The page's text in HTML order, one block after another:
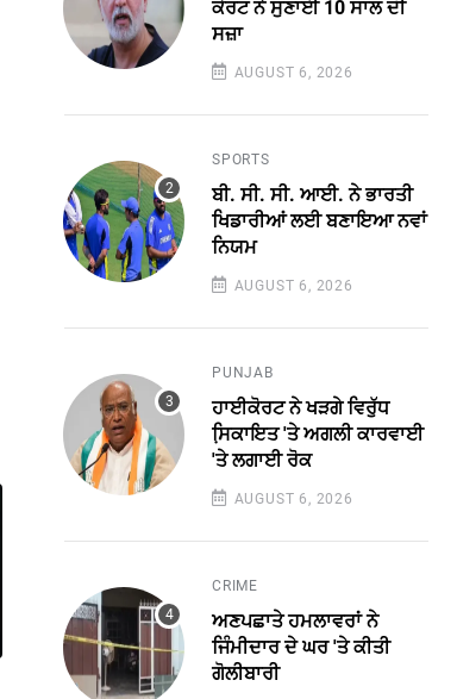
ਕੋਰਟ ਨੇ ਸੁਣਾਈ 10 ਸਾਲ ਦੀ
ਸਜ਼ਾ
AUGUST 6, 2026
SPORTS
ਬੀ. ਸੀ. ਸੀ. ਆਈ. ਨੇ ਭਾਰਤੀ
ਖਿਡਾਰੀਆਂ ਲਈ ਬਣਾਇਆ ਨਵਾਂ
ਨਿਯਮ
AUGUST 6, 2026
PUNJAB
ਹਾਈਕੋਰਟ ਨੇ ਖੜਗੇ ਵਿਰੁੱਧ
ਸਿ਼ਕਾਇਤ 'ਤੇ ਅਗਲੀ ਕਾਰਵਾਈ
'ਤੇ ਲਗਾਈ ਰੋਕ
AUGUST 6, 2026
CRIME
ਅਣਪਛਾਤੇ ਹਮਲਾਵਰਾਂ ਨੇ
ਜਿੰਮੀਦਾਰ ਦੇ ਘਰ 'ਤੇ ਕੀਤੀ
ਗੋਲੀਬਾਰੀ